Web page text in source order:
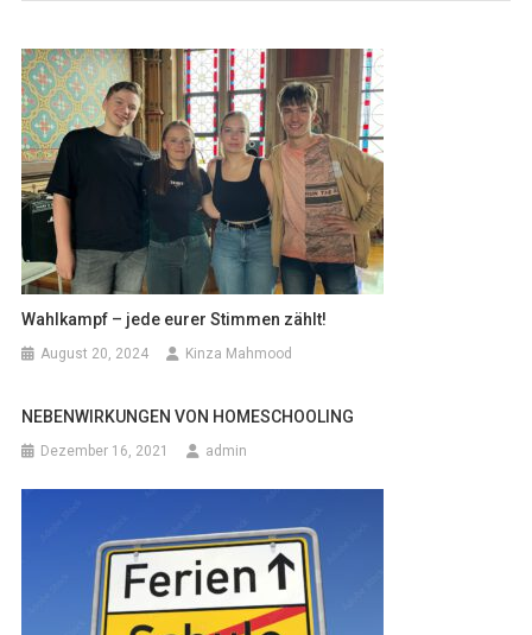
Wahlkampf – jede eurer Stimmen zählt!
August 20, 2024 Kinza Mahmood
NEBENWIRKUNGEN VON HOMESCHOOLING
Dezember 16, 2021 admin